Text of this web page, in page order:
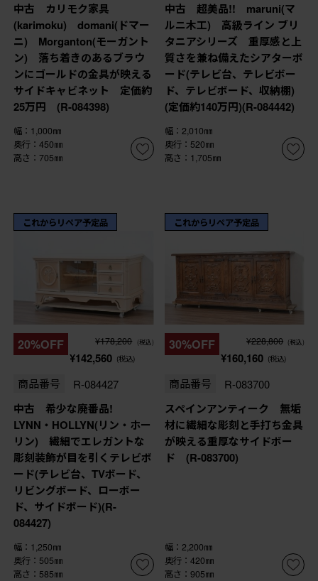
中古 カリモク家具
(karimoku) domani(ドマー
ニ) Morganton(モーガント
ン) 落ち着きのあるブラウ
ンにゴールドの金具が映える
サイドキャビネット 定価約
25万円 (R-084398)
幅：1,000㎜
奥行：450㎜
高さ：705㎜
中古 超美品!! maruni(マ
ルニ木工) 高級ライン ブリ
タニアシリーズ 重厚感と上
質さを兼ね備えたシアターボ
ード(テレビ台、テレビボー
ド、テレビボード、収納棚)
(定価約140万円)(R-084442)
幅：2,010㎜
奥行：520㎜
高さ：1,705㎜
これからリペア予定品
20%OFF ¥178,200 (税込)
¥142,560 (税込)
商品番号 R-084427
中古 希少な廃番品!
LYNN・HOLLYN(リン・ホー
リン) 繊細でエレガントな
彫刻装飾が目を引くテレビボ
ード(テレビ台、TVボード、
リビングボード、ローボー
ド、サイドボード)(R-
084427)
幅：1,250㎜
奥行：505㎜
高さ：585㎜
これからリペア予定品
30%OFF ¥228,800 (税込)
¥160,160 (税込)
商品番号 R-083700
スペインアンティーク 無垢
材に繊細な彫刻と手打ち金具
が映える重厚なサイドボー
ド (R-083700)
幅：2,200㎜
奥行：420㎜
高さ：905㎜